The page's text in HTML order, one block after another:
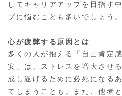
してキャリアアップを目指す
プに悩むことも多いでしょう。
心が疲弊する原因とは
多くの人が抱える「自己肯定
安」は、ストレスを増大させ
成し遂げるために必死になる
てしまうことも。また、他者